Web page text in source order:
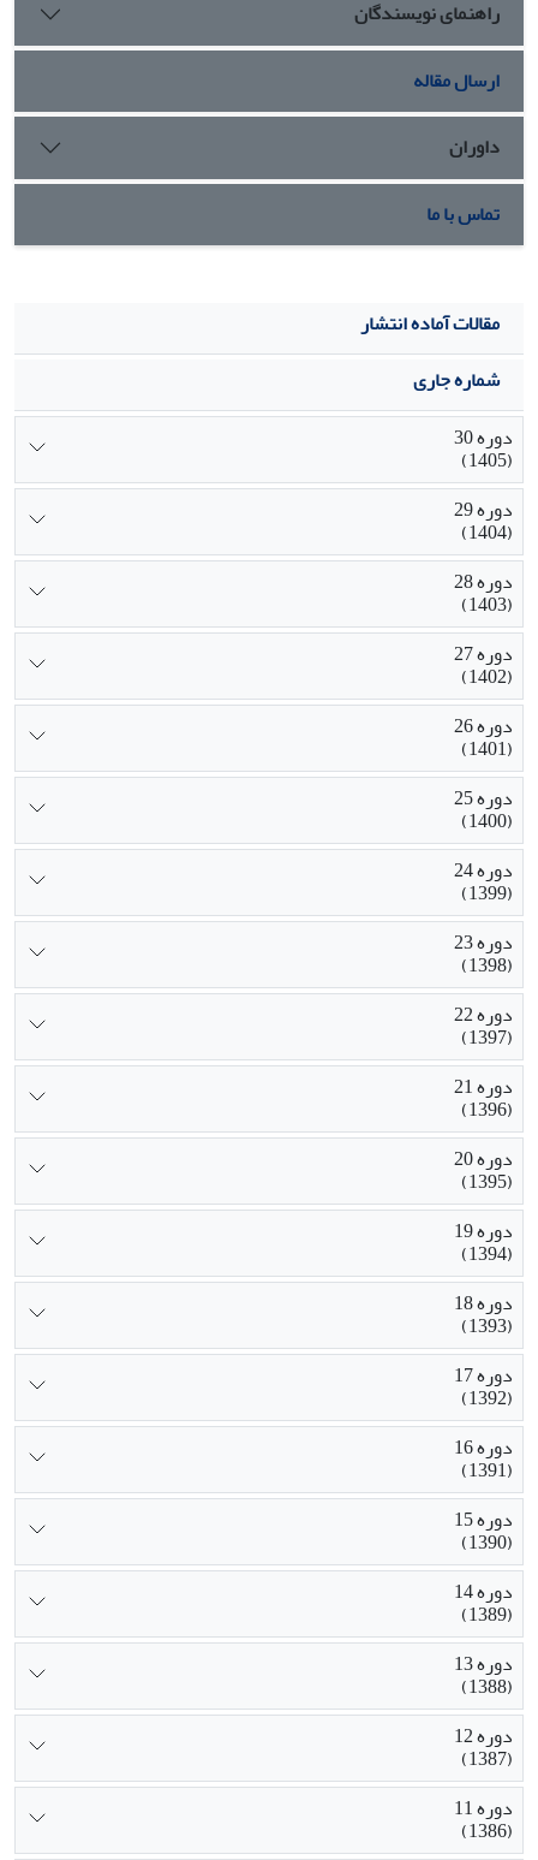
عدالت در سازمان را کسب نموده و این درک بالا باعث تقویت رفتار
شهروندی در میان کارکنان خواهد شد.
راهنمای نویسندگان
ارسال مقاله
داوران
تماس با ما
مقالات آماده انتشار
شماره جاری
دوره 30
(1405)
دوره 29
(1404)
دوره 28
(1403)
دوره 27
(1402)
دوره 26
(1401)
دوره 25
(1400)
دوره 24
(1399)
دوره 23
(1398)
دوره 22
(1397)
دوره 21
(1396)
دوره 20
(1395)
دوره 19
(1394)
دوره 18
(1393)
دوره 17
(1392)
دوره 16
(1391)
دوره 15
(1390)
دوره 14
(1389)
دوره 13
(1388)
دوره 12
(1387)
دوره 11
(1386)